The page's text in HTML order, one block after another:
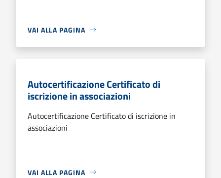
VAI ALLA PAGINA
Autocertificazione Certificato di
iscrizione in associazioni
Autocertificazione Certificato di iscrizione in
associazioni
VAI ALLA PAGINA